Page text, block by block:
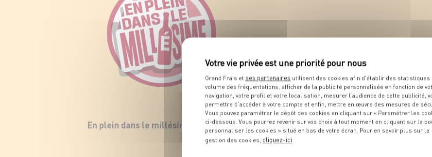
En plein dans le millésime !
Nos noix de cajou : naturelles,
responsables et pleines de saveurs
Grand Frais et ses partenaires utilisent des cookies afin d’établir des statistiques
volume des fréquentations, afficher de la publicité personnalisée en fonction de
navigation, votre profil et votre localisation, mesurer l’audience de cette publicité,
permettre d’accéder à votre compte et enfin, mettre en œuvre des mesures de
Vous pouvez paramétrer le dépôt des cookies en cliquant sur « Paramétrer les
ci-dessous. Vous pourrez revenir sur vos choix à tout moment en cliquant sur le
personnaliser les cookies » situé en bas de votre écran. Pour en savoir plus sur la
gestion des cookies, cliquez-ici